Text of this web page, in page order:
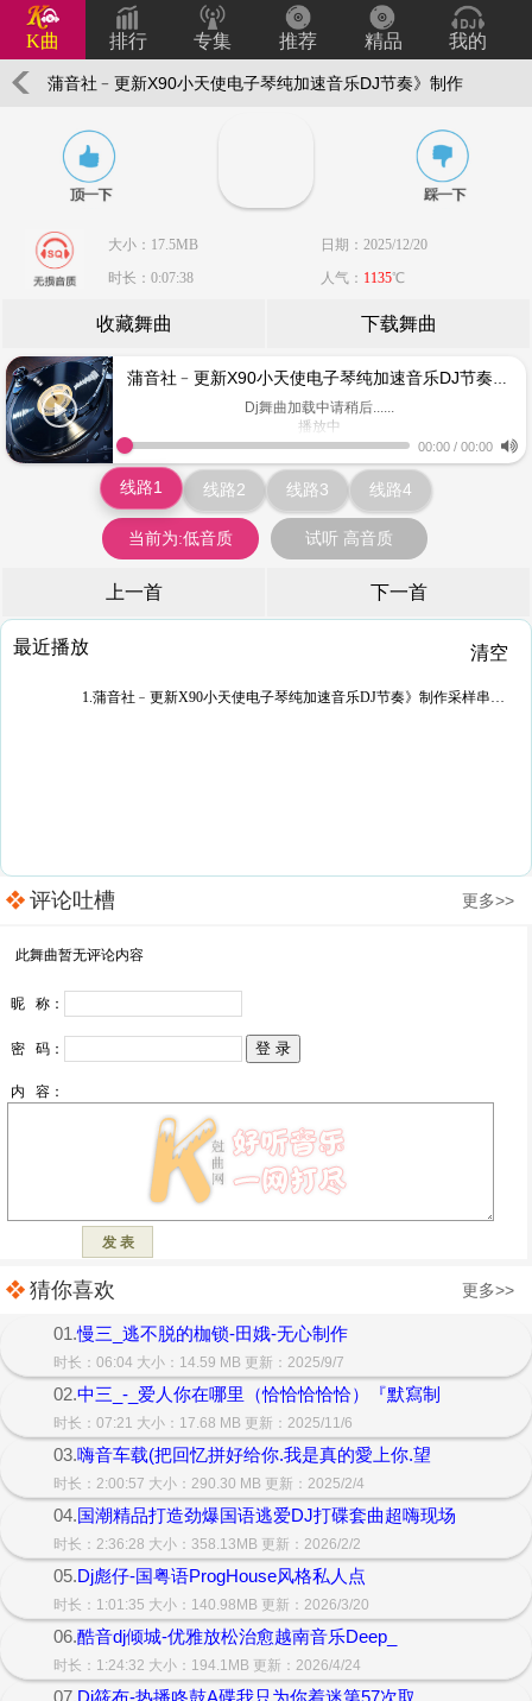
K曲 排行 专集 推荐 精品 我的
蒲音社﹣更新X90小天使电子琴纯加速音乐DJ节奏》制作
采样串烧试听晓彬
大小：17.5MB
日期：2025/12/20
时长：0:07:38
人气： 1135℃
收藏舞曲 下载舞曲
蒲音社﹣更新X90小天使电子琴纯加速音乐DJ节奏》制作采样串烧试听晓彬
Dj舞曲加载中请稍后......
播放中
www.keiqu.com
00:00 / 00:00
线路1 线路2 线路3 线路4
当前为:低音质 试听 高音质
上一首 下一首
最近播放 清空
1.蒲音社﹣更新X90小天使电子琴纯加速音乐DJ节奏》制作采样串烧试听晓彬
评论吐槽 更多>>
猜你喜欢 更多>>
01.慢三_逃不脱的枷锁-田娥-无心制作
时长：06:04 大小：14.59 MB 更新：2025/9/7
02.中三_-_爱人你在哪里（恰恰恰恰恰）『默寫制
时长：07:21 大小：17.68 MB 更新：2025/11/6
03.嗨音车载(把回忆拼好给你.我是真的愛上你.望
时长：2:00:57 大小：290.30 MB 更新：2025/2/4
04.国潮精品打造劲爆国语逃爱DJ打碟套曲超嗨现场
时长：2:36:28 大小：358.13MB 更新：2026/2/2
05.Dj彪仔-国粤语ProgHouse风格私人点
时长：1:01:35 大小：140.98MB 更新：2026/3/20
06.酷音dj倾城-优雅放松治愈越南音乐Deep_
时长：1:24:32 大小：194.1MB 更新：2026/4/24
07.Dj筱布-热播咚鼓A碟我只为你着迷第57次取